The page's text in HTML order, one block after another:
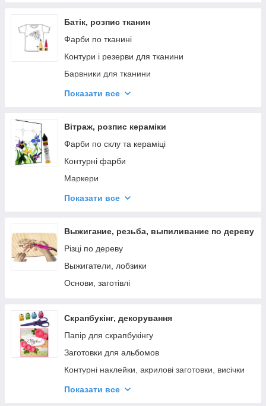
Лак для декупажу. Клей.
Допоміжні матеріали для кракелюру
Батік, розпис тканин
Фарби по тканині
Контури і резерви для тканини
Барвники для тканини
Маркери
Інструменти (спонж, чантинги, рамки і т. п.)
Термоналіпки
Стразы, украшения
Платки, матеріал, основи
Показати все
Вітраж, розпис кераміки
Фарби по склу та кераміці
Контурні фарби
Маркери
Гелі, лаки, медіуми
Основи, заготівлі, вітражі
Показати все
Выжигание, резьба, выпиливание по дереву
Різці по дереву
Выжигатели, лобзики
Основи, заготівлі
Скрапбукінг, декорування
Папір для скрапбукінгу
Заготовки для альбомов
Контурні наклейки, акрилові заготовки, висічки
Скотч декоративний, стрічки
Показати все